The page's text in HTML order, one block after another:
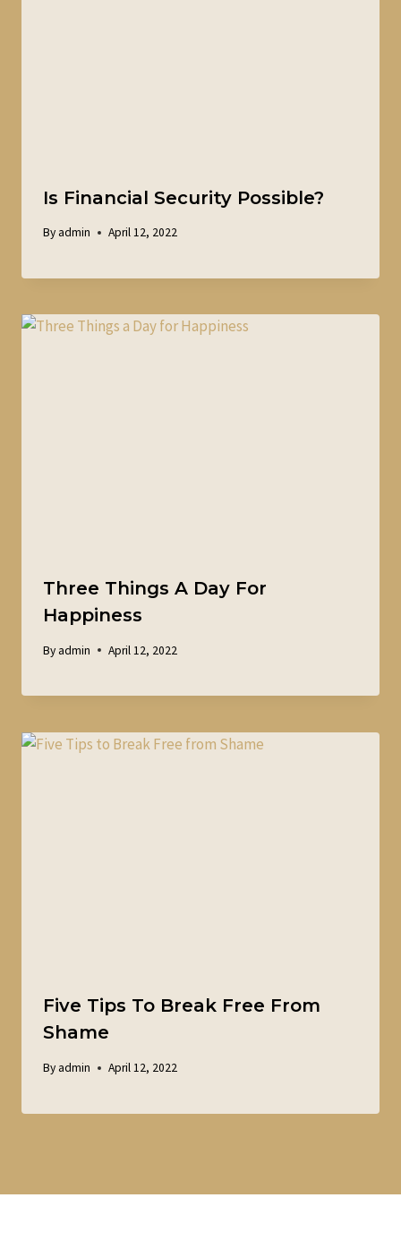
Is Financial Security Possible?
Byadmin April 12, 2022
Three Things A Day For
Happiness
Byadmin April 12, 2022
Five Tips To Break Free From
Shame
Byadmin April 12, 2022